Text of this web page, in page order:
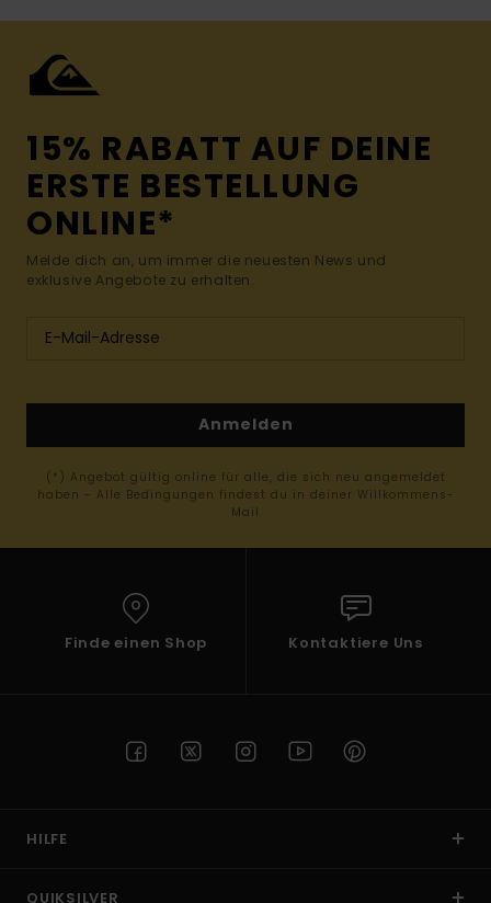
15% RABATT AUF DEINE
ERSTE BESTELLUNG
ONLINE*
Melde dich an, um immer die neuesten News und
exklusive Angebote zu erhalten.
Anmelden
(*) Angebot gültig online für alle, die sich neu angemeldet
haben - Alle Bedingungen findest du in deiner Willkommens-
Mail
Finde einen Shop Kontaktiere Uns
HILFE
QUIKSILVER